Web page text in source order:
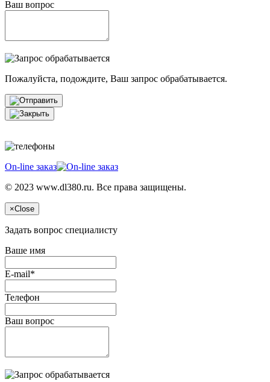
Ваш вопрос
Пожалуйста, подождите, Ваш запрос обрабатывается.
On-line заказ
© 2023 www.dl380.ru. Все права защищены.
×Close
Задать вопрос специалисту
Ваше имя
E-mail*
Телефон
Ваш вопрос